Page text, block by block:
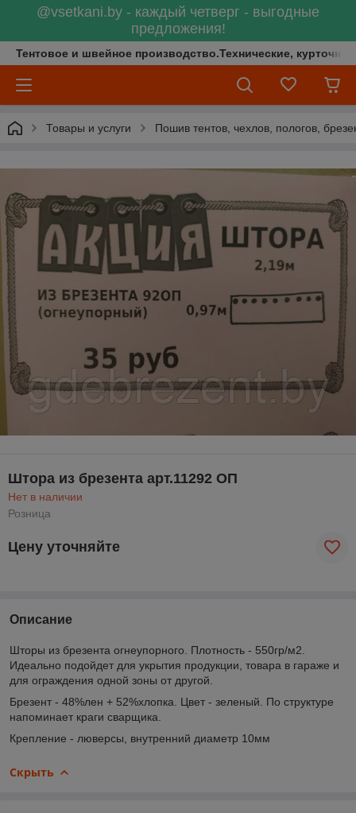
@vsetkani.by - каждый четверг - выгодные
предложения!
Тентовое и швейное производство.Технические,
Товары и услуги Пошив тентов, чехлов, пологов,
Штора из брезента арт.11292 ОП
Нет в наличии
Розница
Цену уточняйте
Описание
Шторы из брезента огнеупорного. Плотность - 550гр/м2.
Идеально подойдет для укрытия продукции, товара в гараже и
для ограждения одной зоны от другой.
Брезент - 48%лен + 52%хлопка. Цвет - зеленый. По структуре
напоминает краги сварщика.
Крепление - люверсы, внутренний диаметр 10мм
Скрыть